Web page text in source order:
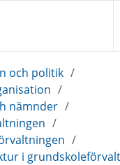
och politik /
/
nämnder /
/
/
i